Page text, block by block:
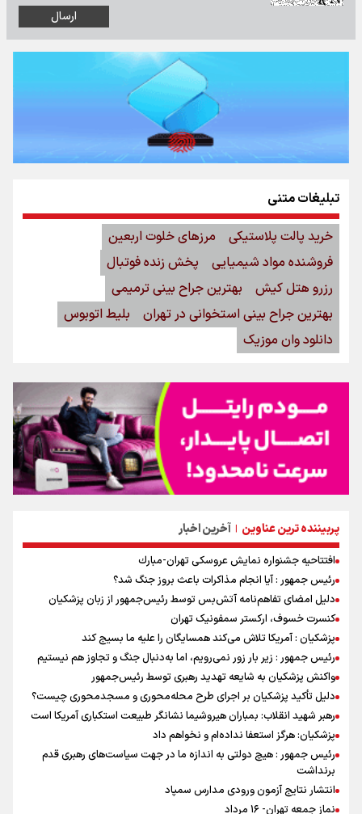
پربیننده ترین عناوین | آخرین اخبار
افتتاحیه جشنواره نمايش عروسكى تهران-مبارك
رئیس جمهور : آیا انجام مذاکرات باعث بروز جنگ شد؟
دلیل امضای تفاهم‌نامه آتش‌بس توسط رئیس‌جمهور از زبان پزشکیان
کنسرت خسوف، ارکستر سمفونیک تهران
پزشکیان : آمریکا تلاش می‌کند همسایگان را علیه ما بسیج کند
رئیس جمهور : زیر بار زور نمی‌رویم، اما به‌دنبال جنگ و تجاوز هم نیستیم
واکنش پزشکیان به شایعه تهدید رهبری توسط رئیس‌جمهور
دلیل تأکید پزشکیان بر اجرای طرح محله‌محوری و مسجدمحوری چیست؟
رهبر شهید انقلاب: بمباران هیروشیما نشانگر طبیعت استکباری آمریکا است
پزشکیان: هرگز استعفا نداده‌ام و نخواهم داد
رئیس جمهور : هیچ دولتی به اندازه ما در جهت سیاست‌های رهبری قدم
برنداشت
انتشار نتایج آزمون ورودی مدارس سمپاد
نماز جمعه تهران- ۱۶ مرداد
تبلیغات متنی
خرید پالت پلاستیکی
مرزهای خلوت اربعین
فروشنده مواد شیمیایی
پخش زنده فوتبال
رزرو هتل کیش
بهترین جراح بینی ترمیمی
بهترین جراح بینی استخوانی در تهران
بلیط اتوبوس
دانلود وان موزیک